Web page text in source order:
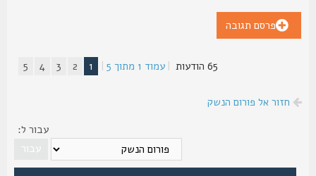
פרסם תגובה
|עמוד1מתוך5
|
1
5
חזור אל פורום הנשק
עבור ל: